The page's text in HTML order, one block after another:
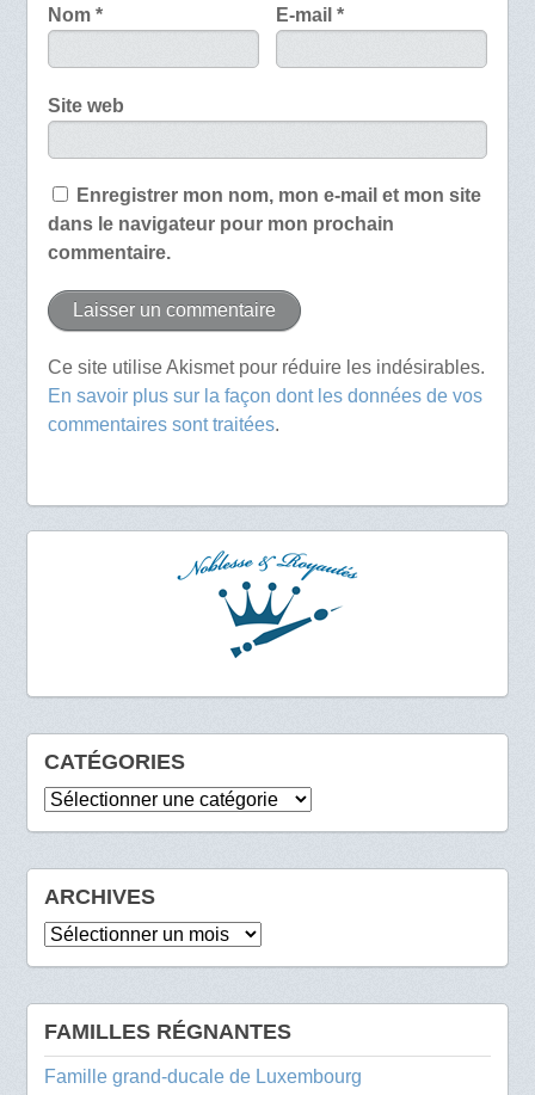
Nom * E-mail*
Site web
Enregistrer mon nom, mon e-mail et mon site
dans le navigateur pour mon prochain
commentaire.
Ce site utilise Akismet pour réduire les indésirables.
En savoir plus sur la façon dont les données de vos
commentaires sont traitées.
CATÉGORIES
Catégories
ARCHIVES
Archives
FAMILLES RÉGNANTES
Famille grand-ducale de Luxembourg